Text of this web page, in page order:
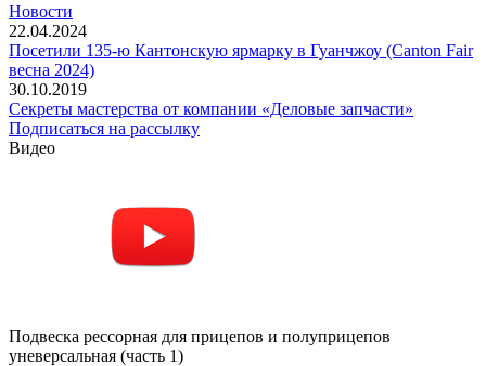
Новости
22.04.2024
Посетили 135-ю Кантонскую ярмарку в Гуанчжоу (Canton Fair
весна 2024)
30.10.2019
Секреты мастерства от компании «Деловые запчасти»
Подписаться на рассылку
Видео
Подвеска рессорная для прицепов и полуприцепов
уневерсальная (часть 1)